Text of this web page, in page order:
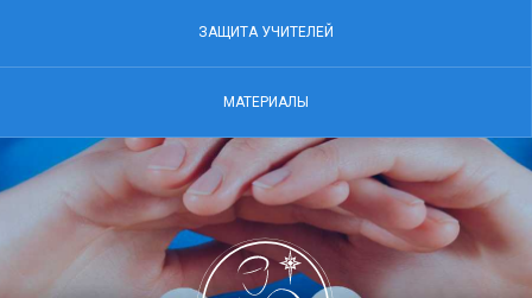
ЗАЩИТА УЧИТЕЛЕЙ
МАТЕРИАЛЫ